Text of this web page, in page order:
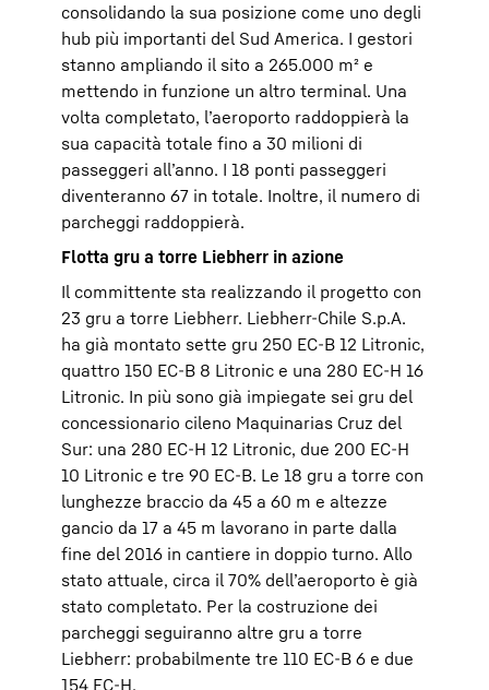
consolidando la sua posizione come uno degli
hub più importanti del Sud America. I gestori
stanno ampliando il sito a 265.000 m² e
mettendo in funzione un altro terminal. Una
volta completato, l’aeroporto raddoppierà la
sua capacità totale fino a 30 milioni di
passeggeri all’anno. I 18 ponti passeggeri
diventeranno 67 in totale. Inoltre, il numero di
parcheggi raddoppierà.
Flotta gru a torre Liebherr in azione
Il committente sta realizzando il progetto con
23 gru a torre Liebherr. Liebherr-Chile S.p.A.
ha già montato sette gru 250 EC-B 12 Litronic,
quattro 150 EC-B 8 Litronic e una 280 EC-H 16
Litronic. In più sono già impiegate sei gru del
concessionario cileno Maquinarias Cruz del
Sur: una 280 EC-H 12 Litronic, due 200 EC-H
10 Litronic e tre 90 EC-B. Le 18 gru a torre con
lunghezze braccio da 45 a 60 m e altezze
gancio da 17 a 45 m lavorano in parte dalla
fine del 2016 in cantiere in doppio turno. Allo
stato attuale, circa il 70% dell’aeroporto è già
stato completato. Per la costruzione dei
parcheggi seguiranno altre gru a torre
Liebherr: probabilmente tre 110 EC-B 6 e due
154 EC-H.